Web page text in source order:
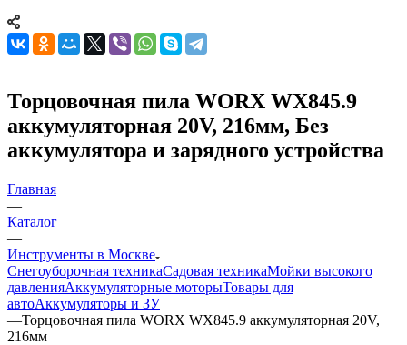
Торцовочная пила WORX WX845.9
аккумуляторная 20V, 216мм, Без
аккумулятора и зарядного устройства
Главная
—
Каталог
—
Инструменты в Москве
Снегоуборочная техникаСадовая техникаМойки высокого
давленияАккумуляторные моторыТовары для
автоАккумуляторы и ЗУ
—Торцовочная пила WORX WX845.9 аккумуляторная 20V,
216мм